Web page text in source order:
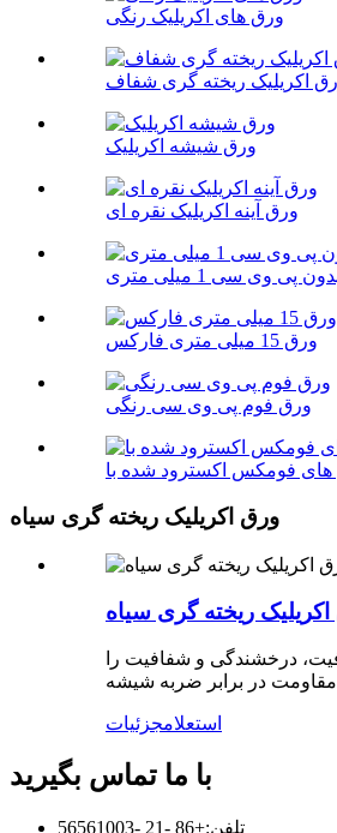
ورق های اکریلیک رنگی
اکریلیک ریخته گری شفاف
ورق شیشه اکریلیک
ورق آینه اکریلیک نقره ای
وی سی 1 میلی متری
ورق 15 میلی متری فارکس
ورق فوم پی وی سی رنگی
ورق اکریلیک ریخته گری سیاه
ریخته گری سیاه
درخشندگی و شفافیت را
استعلامجزئیات
با ما تماس بگیرید
تلفن:+86 -21 -56561003